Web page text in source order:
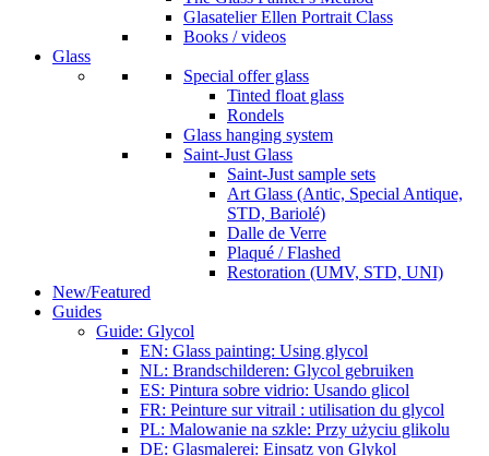
Glasatelier Ellen Portrait Class
Books / videos
Glass
Special offer glass
Tinted float glass
Rondels
Glass hanging system
Saint-Just Glass
Saint-Just sample sets
Art Glass (Antic, Special Antique,
STD, Bariolé)
Dalle de Verre
Plaqué / Flashed
Restoration (UMV, STD, UNI)
New/Featured
Guides
Guide: Glycol
EN: Glass painting: Using glycol
NL: Brandschilderen: Glycol gebruiken
ES: Pintura sobre vidrio: Usando glicol
FR: Peinture sur vitrail : utilisation du glycol
PL: Malowanie na szkle: Przy użyciu glikolu
DE: Glasmalerei: Einsatz von Glykol